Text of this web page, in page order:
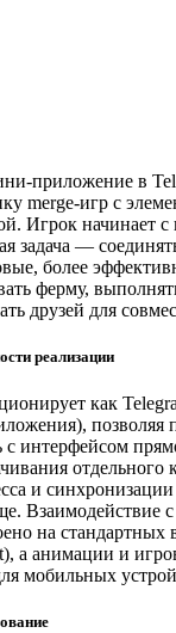
приложение в
merge-игр с
Игрок начинает
задача —
более
ферму,
друзей для
реализации
как
позволяя
с интерфейсом
отдельного
и
Взаимодействие
на стандартных
а анимации и
мобильных